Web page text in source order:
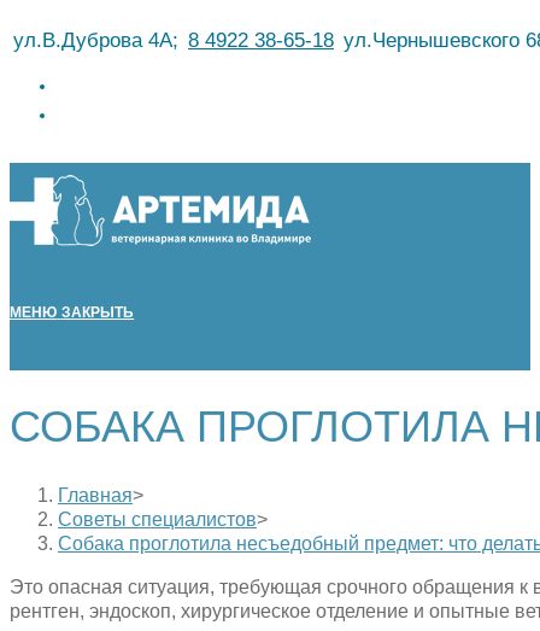
кул.В.Дуброва 4А; 8 4922 38-65-18 ул.Чернышевского
МЕНЮ ЗАКРЫТЬ
СОБАКА ПРОГЛОТИЛА
Главная>
Советы специалистов>
Собака проглотила несъедобный предмет: что
Это опасная ситуация, требующая срочного обращения к
рентген, эндоскоп, хирургическое отделение и опытные